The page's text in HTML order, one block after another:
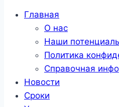
Главная
О нас
Наши
Политика
Справочная
Новости
Сроки